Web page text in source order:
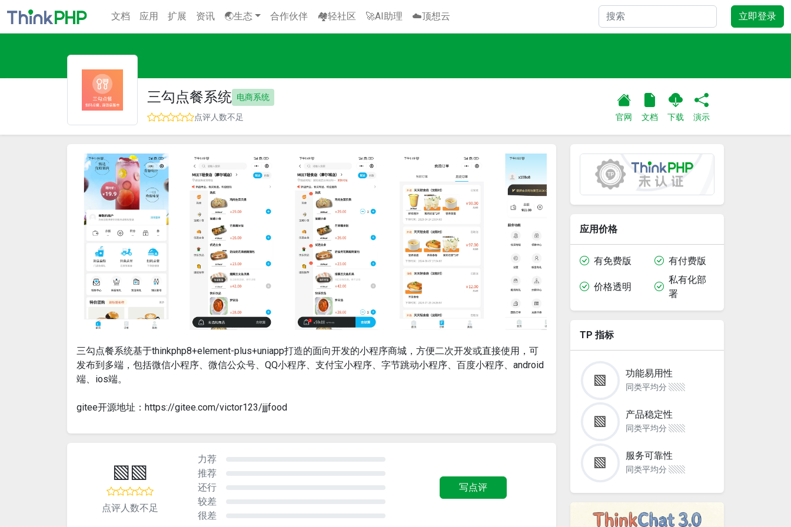
文档 应用 扩展 资讯 🌏生态 合作伙伴 🏘️轻社区 🚀AI助理 ☁️顶想云 立即登录
三勾点餐系统 电商系统
点评人数不足 官网 文档 下载 演示
三勾点餐系统基于thinkphp8+element-plus+uniapp打造的面向开发的小程序商城，方便二次开发或直接使用，可
发布到多端，包括微信小程序、微信公众号、QQ小程序、支付宝小程序、字节跳动小程序、百度小程序、android
端、ios端。
gitee开源地址：https://gitee.com/victor123/jjjfood
▧▧
点评人数不足
力荐
推荐
还行
较差
很差
写点评
应用价格
有免费版 有付费版
价格透明
私有化部
署
TP 指标
▧ 功能易用性
同类平均分 ▧▧
▧ 产品稳定性
同类平均分 ▧▧
▧ 服务可靠性
同类平均分 ▧▧